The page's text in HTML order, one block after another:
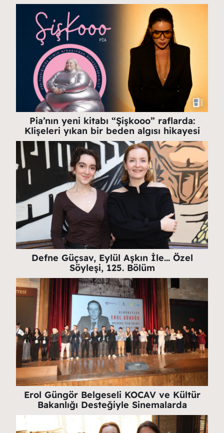
Pia’nın yeni kitabı “Şişkooo” raflarda:
Klişeleri yıkan bir beden algısı hikayesi
Defne Güçsav, Eylül Aşkın İle… Özel
Söyleşi, 125. Bölüm
Erol Güngör Belgeseli KOCAV ve Kültür
Bakanlığı Desteğiyle Sinemalarda